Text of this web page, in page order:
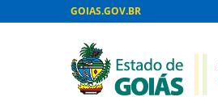
GOIAS.GOV.BR